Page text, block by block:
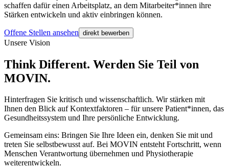
schaffen dafür einen Arbeitsplatz, an dem Mitarbeiter*innen ihre
Stärken entwickeln und aktiv einbringen können.
Offene Stellen ansehen direkt bewerben
Unsere Vision
Think Different. Werden Sie Teil von
MOVIN.
Hinterfragen Sie kritisch und wissenschaftlich. Wir stärken mit
Ihnen den Blick auf Kontextfaktoren – für unsere Patient*innen, das
Gesundheitssystem und Ihre persönliche Entwicklung.
Gemeinsam eins: Bringen Sie Ihre Ideen ein, denken Sie mit und
treten Sie selbstbewusst auf. Bei MOVIN entsteht Fortschritt, wenn
Menschen Verantwortung übernehmen und Physiotherapie
weiterentwickeln.